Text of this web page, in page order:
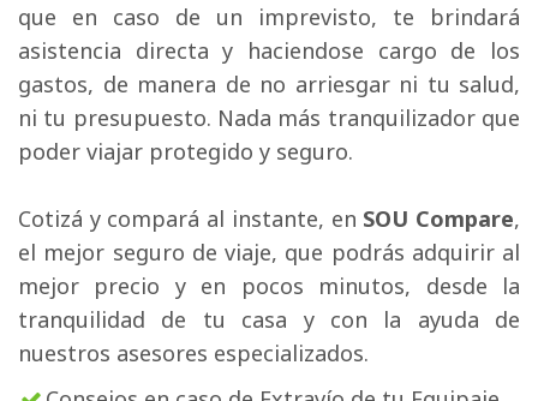
que en caso de un imprevisto, te brindará
asistencia directa y haciendose cargo de los
gastos, de manera de no arriesgar ni tu salud,
ni tu presupuesto. Nada más tranquilizador que
poder viajar protegido y seguro.
Cotizá y compará al instante, en SOU Compare,
el mejor seguro de viaje, que podrás adquirir al
mejor precio y en pocos minutos, desde la
tranquilidad de tu casa y con la ayuda de
nuestros asesores especializados.